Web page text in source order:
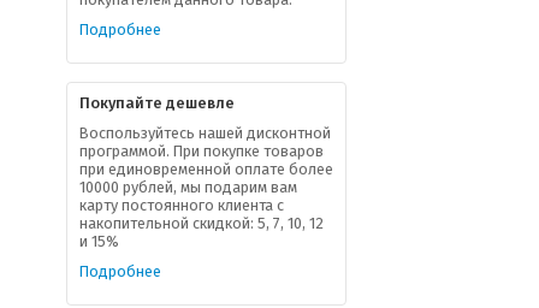
Подробнее
Покупайте дешевле
Воспользуйтесь нашей дисконтной
программой. При покупке товаров
при единовременной оплате более
10000 рублей, мы подарим вам
карту постоянного клиента с
накопительной скидкой: 5, 7, 10, 12
и 15%
Подробнее